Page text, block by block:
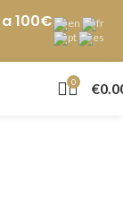
100€
0 €